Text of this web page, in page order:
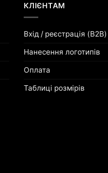
КЛІЄНТАМ
Вхід / реєстрація (B2B)
Нанесення логотипів
Оплата
Таблиці розмірів